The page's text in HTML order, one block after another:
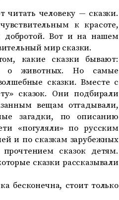
человеку — сказки.
к красоте,
добротой. Вот и на нашем
мир сказки.
какие сказки бывают:
о животных. Но самые
сказки. Вместе с
сказок. Они подбирали
вещам отгадывали,
загадки, по описанию
«погуляли» по русским
и по сказкам зарубежных
сказок детям.
сказки рассказывали
бесконечна, стоит только